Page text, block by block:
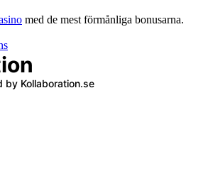
med de mest förmånliga bonusarna.
by Kollaboration.se